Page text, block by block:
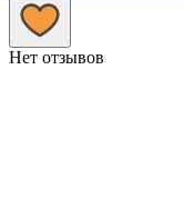
Нет отзывов